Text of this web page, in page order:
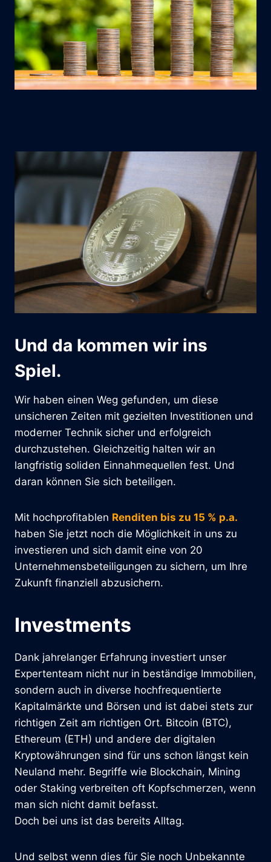
Und da kommen wir ins
Spiel.
Wir haben einen Weg gefunden, um diese
unsicheren Zeiten mit gezielten Investitionen und
moderner Technik sicher und erfolgreich
durchzustehen. Gleichzeitig halten wir an
langfristig soliden Einnahmequellen fest. Und
daran können Sie sich beteiligen.
Mit hochprofitablen Renditen bis zu 15 % p.a.
haben Sie jetzt noch die Möglichkeit in uns zu
investieren und sich damit eine von 20
Unternehmensbeteiligungen zu sichern, um Ihre
Zukunft finanziell abzusichern.
Investments
Dank jahrelanger Erfahrung investiert unser
Expertenteam nicht nur in beständige Immobilien,
sondern auch in diverse hochfrequentierte
Kapitalmärkte und Börsen und ist dabei stets zur
richtigen Zeit am richtigen Ort. Bitcoin (BTC),
Ethereum (ETH) und andere der digitalen
Kryptowährungen sind für uns schon längst kein
Neuland mehr. Begriffe wie Blockchain, Mining
oder Staking verbreiten oft Kopfschmerzen, wenn
man sich nicht damit befasst.
Doch bei uns ist das bereits Alltag.
Und selbst wenn dies für Sie noch Unbekannte